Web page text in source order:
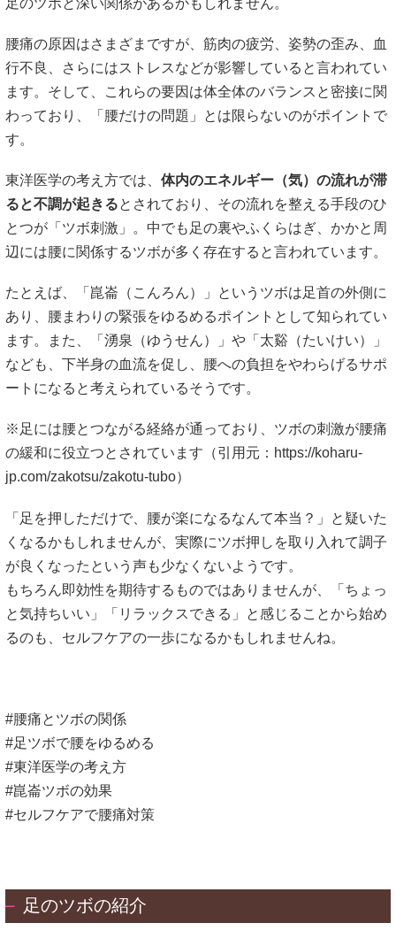
腰痛の原因はさまざまですが、筋肉の疲労、姿勢の歪み、血
行不良、さらにはストレスなどが影響していると言われてい
ます。そして、これらの要因は体全体のバランスと密接に関
わっており、「腰だけの問題」とは限らないのがポイントで
す。
東洋医学の考え方では、 体内のエネルギー（気）の流れが滞
ると不調が起きるとされており、その流れを整える手段のひ
とつが「ツボ刺激」。中でも足の裏やふくらはぎ、かかと周
辺には腰に関係するツボが多く存在すると言われています。
たとえば、「崑崙（こんろん）」というツボは足首の外側に
あり、腰まわりの緊張をゆるめるポイントとして知られてい
ます。また、「湧泉（ゆうせん）」や「太谿（たいけい）」
なども、下半身の血流を促し、腰への負担をやわらげるサポ
ートになると考えられているそうです。
※足には腰とつながる経絡が通っており、ツボの刺激が腰痛
の緩和に役立つとされています（引用元： https://koharu-
jp.com/zakotsu/zakotu-tubo）
「足を押しただけで、腰が楽になるなんて本当？」と疑いた
くなるかもしれませんが、実際にツボ押しを取り入れて調子
が良くなったという声も少なくないようです。
もちろん即効性を期待するものではありませんが、「ちょっ
と気持ちいい」「リラックスできる」と感じることから始め
るのも、セルフケアの一歩になるかもしれませんね。
#腰痛とツボの関係
#足ツボで腰をゆるめる
#東洋医学の考え方
#崑崙ツボの効果
#セルフケアで腰痛対策
足のツボの紹介